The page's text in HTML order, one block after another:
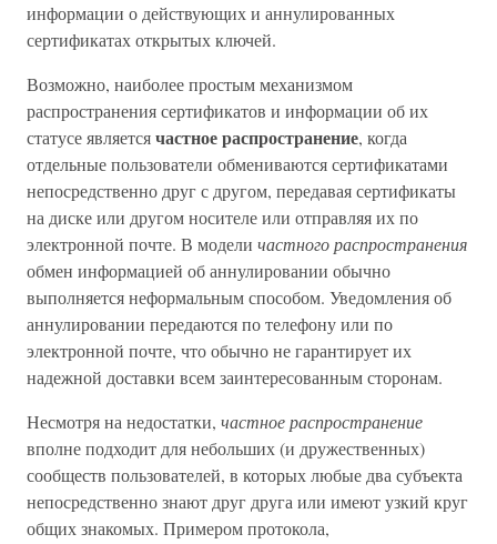
информации о действующих и аннулированных
сертификатах открытых ключей.
Возможно, наиболее простым механизмом
распространения сертификатов и информации об их
статусе являетсячастное распространение, когда
отдельные пользователи обмениваются сертификатами
непосредственно друг с другом, передавая сертификаты
на диске или другом носителе или отправляя их по
электронной почте. В модели частного распространения
обмен информацией об аннулировании обычно
выполняется неформальным способом. Уведомления об
аннулировании передаются по телефону или по
электронной почте, что обычно не гарантирует их
надежной доставки всем заинтересованным сторонам.
Несмотря на недостатки, частное распространение
вполне подходит для небольших (и дружественных)
сообществ пользователей, в которых любые два субъекта
непосредственно знают друг друга или имеют узкий круг
общих знакомых. Примером протокола,